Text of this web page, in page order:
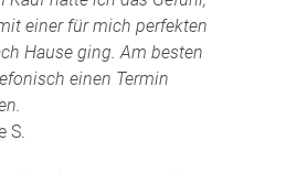
einer für mich perfekten
Hause ging. Am besten
einen Termin
S.